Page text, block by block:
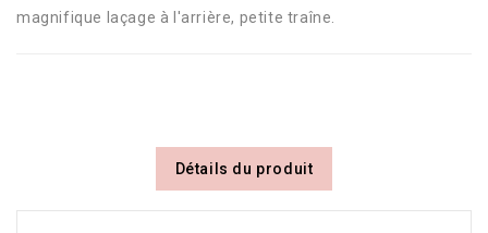
magnifique laçage à l'arrière, petite traîne.
Détails du produit